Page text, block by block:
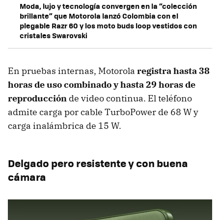
Moda, lujo y tecnología convergen en la “colección
brillante” que Motorola lanzó Colombia con el
plegable Razr 60 y los moto buds loop vestidos con
cristales Swarovski
En pruebas internas, Motorola registra hasta 38
horas de uso combinado y hasta 29 horas de
reproducción de video continua. El teléfono
admite carga por cable TurboPower de 68 W y
carga inalámbrica de 15 W.
Delgado pero resistente y con buena
cámara